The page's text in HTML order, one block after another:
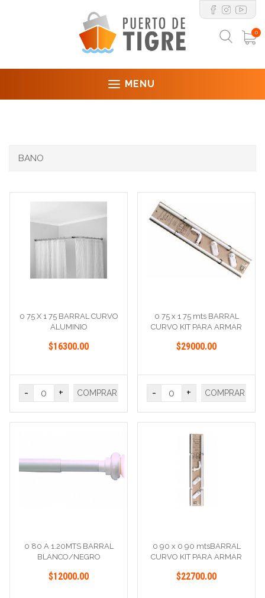
0
MENU
BANO
0 75 X 1 75 BARRAL CURVO
ALUMINIO
$16300.00
- + COMPRAR
0 75 x 1 75 mts BARRAL
CURVO KIT PARA ARMAR
$29000.00
- + COMPRAR
0 80 A 1.20MTS BARRAL
BLANCO/NEGRO
$12000.00
0 90 x 0 90 mtsBARRAL
CURVO KIT PARA ARMAR
$22700.00